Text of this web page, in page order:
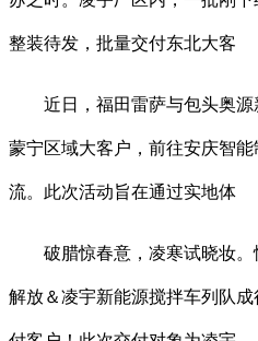
整装待发，批量交付东北大客
近日，福田雷萨与包头奥源
蒙宁区域大客户，前往安庆智
流。此次活动旨在通过实地体
破腊惊春意，凌寒试晓妆。
解放＆凌宇新能源搅拌车列队